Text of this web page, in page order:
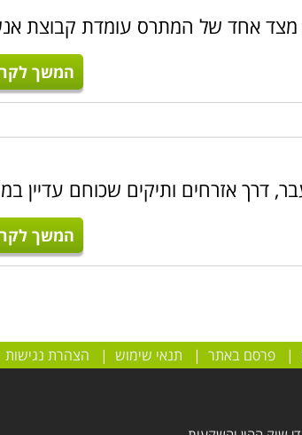
מצד אחד של המתרס עומדת קבוצת
המשך
דרך אזרחים ותיקים שכוחם עדיין
המשך
|פרסם באתר | תנאי שימוש | הצהרת נגישות